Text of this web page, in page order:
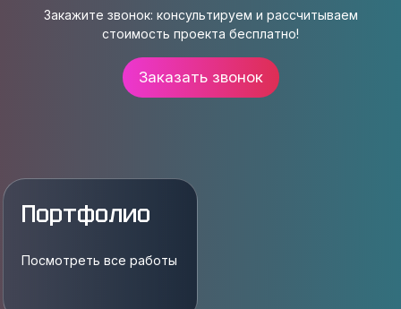
Закажите звонок: консультируем и рассчитываем
стоимость проекта бесплатно!
Заказать звонок
Портфолио
Посмотреть все работы